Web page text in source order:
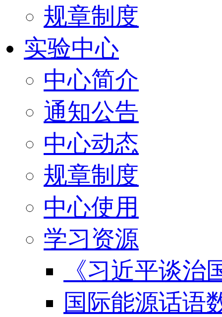
规章制度
实验中心
中心简介
通知公告
中心动态
规章制度
中心使用
学习资源
《习近平谈
国际能源话语